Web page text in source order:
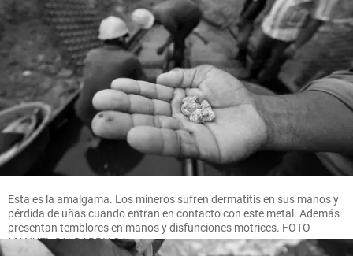
Esta es la amalgama. Los mineros sufren dermatitis en sus manos y
pérdida de uñas cuando entran en contacto con este metal. Además
presentan temblores en manos y disfunciones motrices. FOTO
MANUEL SALDARRIAGA